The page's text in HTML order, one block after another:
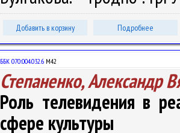
Добавить в корзину Подробнее
ББК 070:004.032.6 М42
Степаненко, Александр
Роль телевидения в
сфере культуры